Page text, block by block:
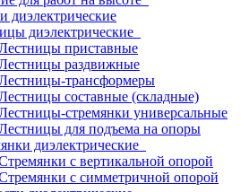
диэлектрические
диэлектрические
приставные
раздвижные
трансформеры
составные (складные)
стремянки универсальные
для подъема на опоры
диэлектрические
с вертикальной опорой
с симметричной опорой